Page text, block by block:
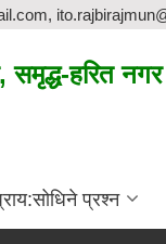
समृद्ध-हरित नगर
प्रश्न